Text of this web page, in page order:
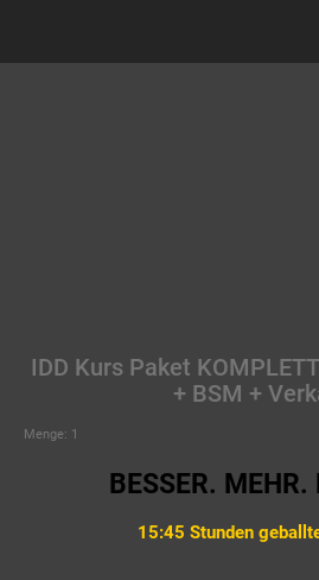
IDD Kurs Paket
+ BSM +
Menge: 1
BESSER. MEHR.
15:45 Stunden